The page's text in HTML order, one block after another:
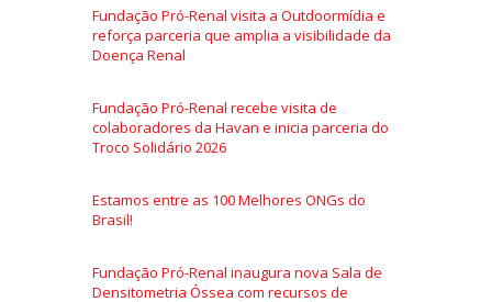
Fundação Pró-Renal visita a Outdoormídia e
reforça parceria que amplia a visibilidade da
Doença Renal
Fundação Pró-Renal recebe visita de
colaboradores da Havan e inicia parceria do
Troco Solidário 2026
Estamos entre as 100 Melhores ONGs do
Brasil!
Fundação Pró-Renal inaugura nova Sala de
Densitometria Óssea com recursos de